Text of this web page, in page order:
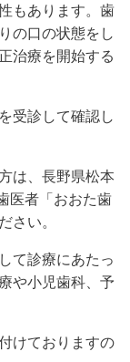
もあります。歯
の口の状態をし
治療を開始する
受診して確認し
は、長野県松本
医者「おおた歯
さい。
て診療にあたっ
や小児歯科、予
けておりますの